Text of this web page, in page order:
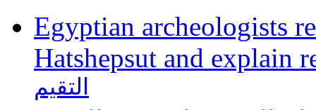
Egyptian archeologists
Hatshepsut and explain
التقيم